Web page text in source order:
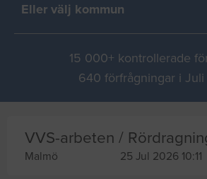
Eller välj kommun
15 000+ kontrollerade
640 förfrågningar i
VVS-arbeten /
Malmö 25 Jul 2026 10:11